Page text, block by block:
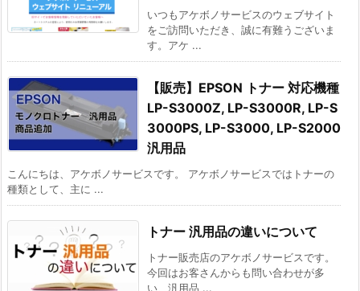
いつもアケボノサービスのウェブサイト
をご訪問いただき、誠に有難うございま
す。アケ ...
【販売】EPSON トナー 対応機種
LP-S3000Z, LP-S3000R, LP-S
3000PS, LP-S3000, LP-S2000
汎用品
こんにちは、アケボノサービスです。 アケボノサービスではトナーの
種類として、主に ...
トナー 汎用品の違いについて
トナー販売店のアケボノサービスです。
今回はお客さんからも問い合わせが多
い、汎用品 ...